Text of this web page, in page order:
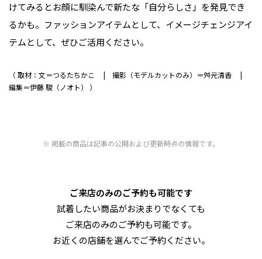
けてみるとお顔に馴染んで新たな「自分らしさ」を発見でき
るかも。ファッションアイテムとして、イメージチェンジアイ
テムとして、ぜひご活用ください。
取材：文＝つるたちかこ
撮影（モデルカットのみ）＝舛元清香
編集＝伊藤 駿（ノオト）
掲載の商品は記事の公開および更新時点の情報です。
ご来店のみのご予約も可能です
試着したい商品がお決まりでなくても
ご来店のみのご予約も可能です。
お近くの店舗を選んでご予約ください。